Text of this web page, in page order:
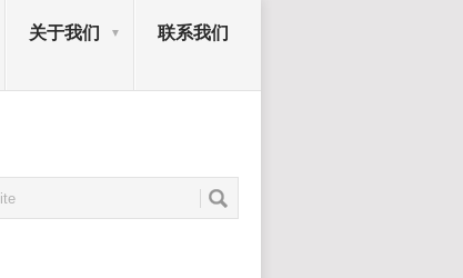
关于我们 联系我们